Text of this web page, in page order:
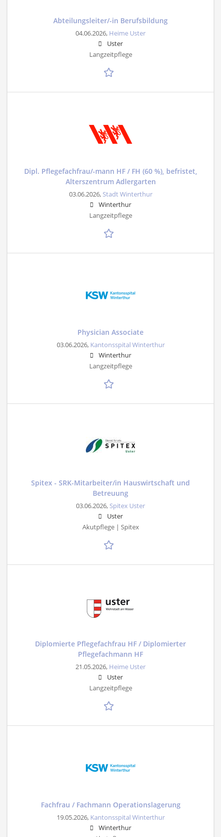
Abteilungsleiter/-in Berufsbildung
04.06.2026, Heime Uster
Uster
Langzeitpflege
Dipl. Pflegefachfrau/-mann HF / FH (60 %), befristet,
Alterszentrum Adlergarten
03.06.2026, Stadt Winterthur
Winterthur
Langzeitpflege
Physician Associate
03.06.2026, Kantonsspital Winterthur
Winterthur
Langzeitpflege
Spitex - SRK-Mitarbeiter/in Hauswirtschaft und
Betreuung
03.06.2026, Spitex Uster
Uster
Akutpflege | Spitex
Diplomierte Pflegefachfrau HF / Diplomierter
Pflegefachmann HF
21.05.2026, Heime Uster
Uster
Langzeitpflege
Fachfrau / Fachmann Operationslagerung
19.05.2026, Kantonsspital Winterthur
Winterthur